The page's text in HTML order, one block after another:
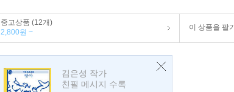
중고상품 (12개)
2,800원 ~
이 상품을 팔기
김은성 작가
친필 메시지 수록